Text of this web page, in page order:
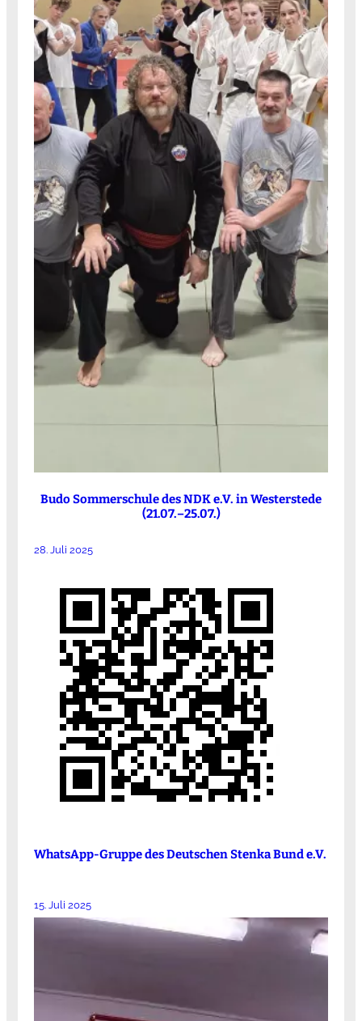
Budo Sommerschule des NDK e.V. in Westerstede
(21.07.–25.07.)
28. Juli 2025
WhatsApp-Gruppe des Deutschen Stenka Bund e.V.
15. Juli 2025